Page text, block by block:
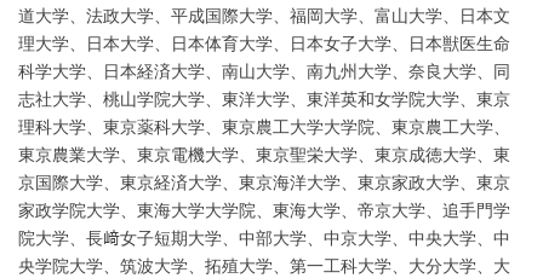
道大学、法政大学、平成国際大学、福岡大学、富山大学、日本文
理大学、日本大学、日本体育大学、日本女子大学、日本獣医生命
科学大学、日本経済大学、南山大学、南九州大学、奈良大学、同
志社大学、桃山学院大学、東洋大学、東洋英和女学院大学、東京
理科大学、東京薬科大学、東京農工大学大学院、東京農工大学、
東京農業大学、東京電機大学、東京聖栄大学、東京成徳大学、東
京国際大学、東京経済大学、東京海洋大学、東京家政大学、東京
家政学院大学、東海大学大学院、東海大学、帝京大学、追手門学
院大学、長﨑女子短期大学、中部大学、中京大学、中央大学、中
央学院大学、筑波大学、拓殖大学、第一工科大学、大分大学、大